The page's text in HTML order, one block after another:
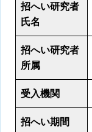
招へい研究者
氏名
招へい研究者
所属
受入機関
招へい期間